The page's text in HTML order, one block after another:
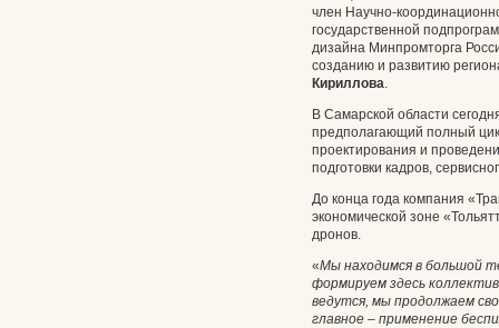
член Научно-
государственной
дизайна Минпромторга
созданию и развитию
Кириллова.
В Самарской области
предполагающий полный
проектирования и
подготовки кадров,
До конца года компания
экономической зоне
дронов.
«Мы находимся в большой
формируем здесь
ведутся, мы продолжаем
главное – применение